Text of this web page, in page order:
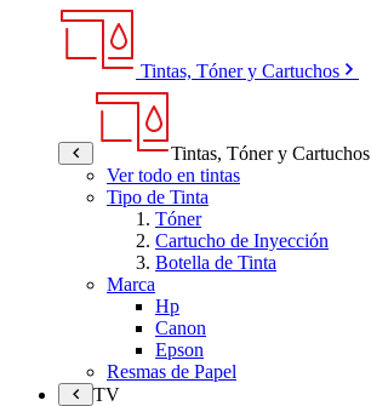
Tintas, Tóner y Cartuchos
Tintas, Tóner y Cartuchos
Ver todo en tintas
Tipo de Tinta
Tóner
Cartucho de Inyección
Botella de Tinta
Marca
Hp
Canon
Epson
Resmas de Papel
TV